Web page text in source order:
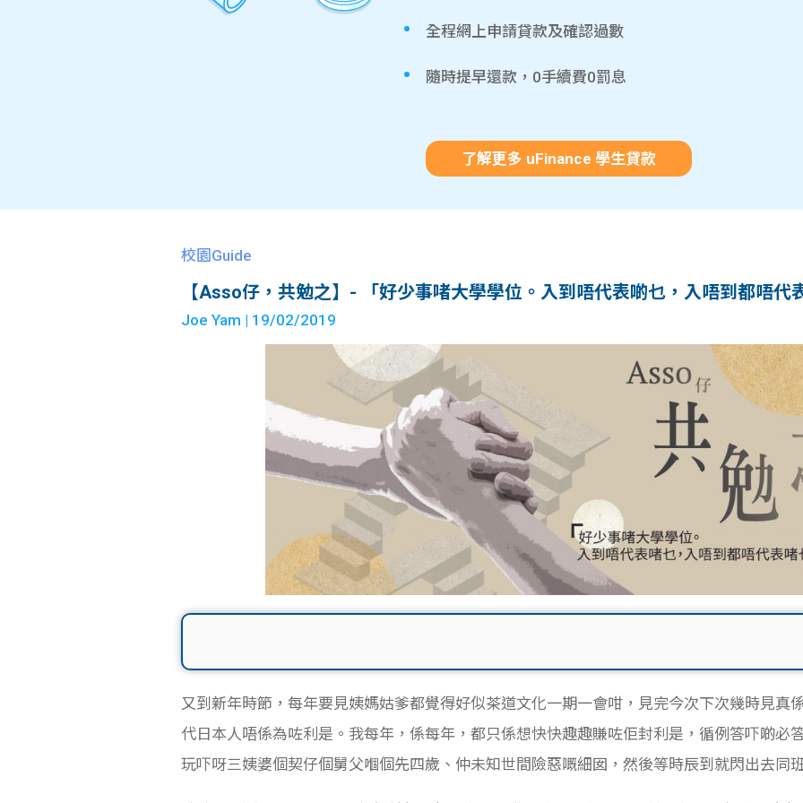
全程網上申請貸款及確認過數
隨時提早還款，0手續費0罰息
了解更多 uFinance 學生貸款
校園Guide
【Asso仔，共勉之】- 「好少事啫大學學位。入到唔代表啲乜，入唔到都唔代
Joe Yam | 19/02/2019
又到新年時節，每年要見姨媽姑爹都覺得好似茶道文化一期一會咁，見完今次下次幾時見真
代日本人唔係為咗利是。我每年，係每年，都只係想快快趣趣賺咗佢封利是，循例答吓啲必
玩吓呀三